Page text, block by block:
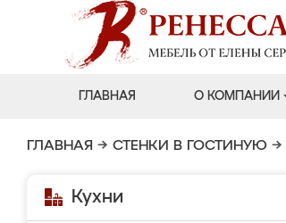
ГЛАВНАЯ О КОМПАНИИ
ГЛАВНАЯ → СТЕНКИ В ГОСТИНУЮ →
Кухни